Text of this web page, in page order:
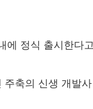
에 정식 출시한다
축의 신생 개발사